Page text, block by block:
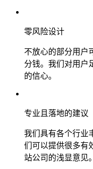
零风险设计
不放心的部分用户
分钱。我们对用户
的信心。
专业且落地的建议
我们具有各个行业
们可以提供很多有
站公司的浅显意见。